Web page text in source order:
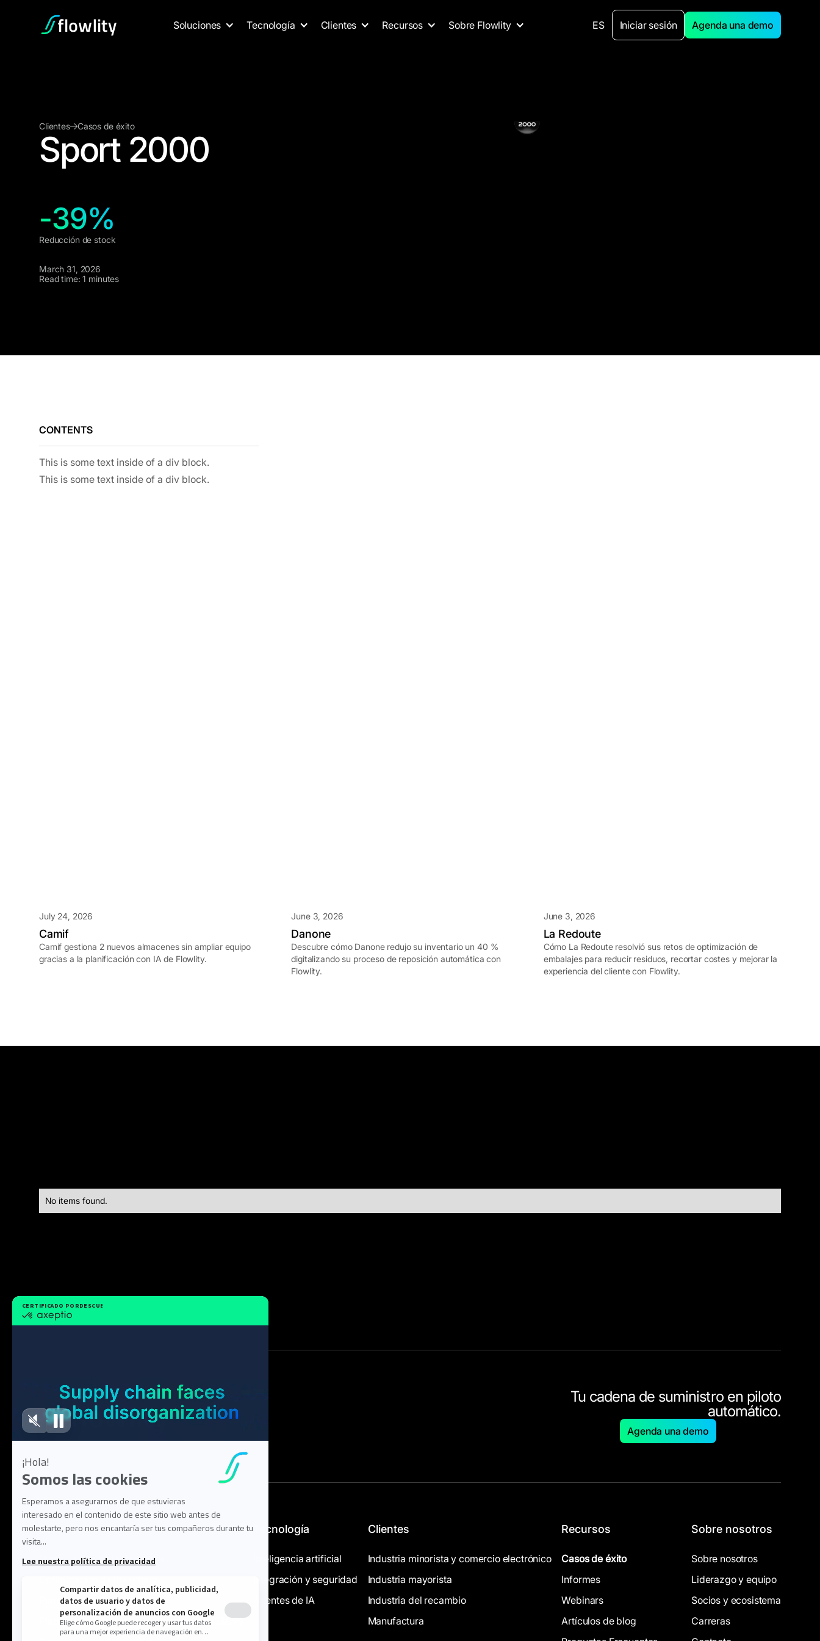
Soluciones Tecnología Clientes Recursos Sobre Flowlity ES Iniciar sesión Agenda una demo
Clientes Casos de éxito
Sport 2000
-39%
Reducción de stock
March 31, 2026
Read time: 1 minutes
CONTENTS
This is some text inside of a div block.
This is some text inside of a div block.
July 24, 2026
Camif
Camif gestiona 2 nuevos almacenes sin ampliar equipo
gracias a la planificación con IA de Flowlity.
June 3, 2026
Danone
Descubre cómo Danone redujo su inventario un 40 %
digitalizando su proceso de reposición automática con
Flowlity.
June 3, 2026
La Redoute
Cómo La Redoute resolvió sus retos de optimización de
embalajes para reducir residuos, recortar costes y mejorar la
experiencia del cliente con Flowlity.
No items found.
Tu cadena de suministro en piloto
automático.
Agenda una demo
Solución
Planificación de la demanda
Planificación de suministro
Planificación de Ventas y Operaciones (S&OP)
Tecnología
Inteligencia artificial
Integración y seguridad
Agentes de IA
Clientes
Industria minorista y comercio electrónico
Industria mayorista
Industria del recambio
Manufactura
Recursos
Casos de éxito
Informes
Webinars
Artículos de blog
Sobre nosotros
Sobre nosotros
Liderazgo y equipo
Socios y ecosistema
Carreras